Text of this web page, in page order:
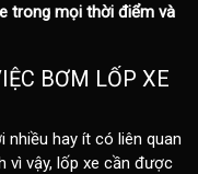
trong mọi thời điểm và
BƠM LỐP XE
nhiều hay ít có liên quan
vì vậy, lốp xe cần được